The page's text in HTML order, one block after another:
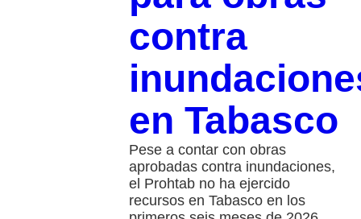
contra
en Tabasco
Pese a contar con obras
aprobadas contra inundaciones,
el Prohtab no ha ejercido
recursos en Tabasco en los